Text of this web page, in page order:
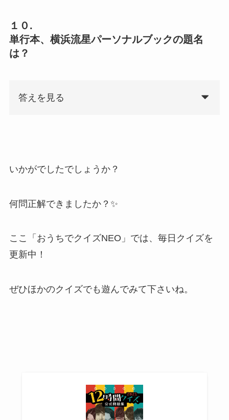
１０.
単行本、横浜流星パーソナルブックの題名
は？
答えを見る
いかがでしたでしょうか？
何問正解できましたか？✨
ここ「おうちでクイズNEO」では、毎日クイズを
更新中！
ぜひほかのクイズでも遊んでみて下さいね。